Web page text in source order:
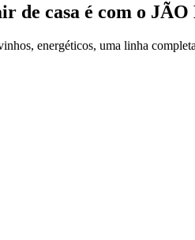
de casa é com o
energéticos, uma linha